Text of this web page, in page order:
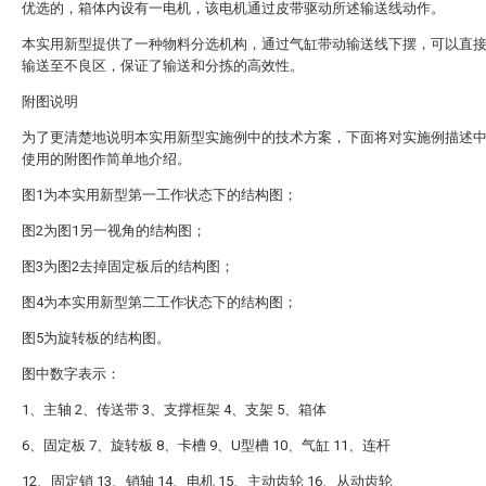
优选的，箱体内设有一电机，该电机通过皮带驱动所述输送线动作。
本实用新型提供了一种物料分选机构，通过气缸带动输送线下摆，可以直
输送至不良区，保证了输送和分拣的高效性。
附图说明
为了更清楚地说明本实用新型实施例中的技术方案，下面将对实施例描述
使用的附图作简单地介绍。
图1为本实用新型第一工作状态下的结构图；
图2为图1另一视角的结构图；
图3为图2去掉固定板后的结构图；
图4为本实用新型第二工作状态下的结构图；
图5为旋转板的结构图。
图中数字表示：
1、主轴 2、传送带 3、支撑框架 4、支架 5、箱体
6、固定板 7、旋转板 8、卡槽 9、U型槽 10、气缸 11、连杆
12、固定销 13、销轴 14、电机 15、主动齿轮 16、从动齿轮